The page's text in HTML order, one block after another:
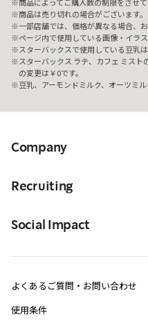
商品は売り切れの場合がございます。
一部店舗では、価格が異なる場合、
ページ内で使用している画像・イラ
スターバックスで使用している豆乳
スターバックス ラテ、カフェ ミス
の変更は￥0です。
豆乳、アーモンドミルク、オーツミ
Company
Recruiting
Social Impact
よくあるご質問・お問い合わせ
使用条件